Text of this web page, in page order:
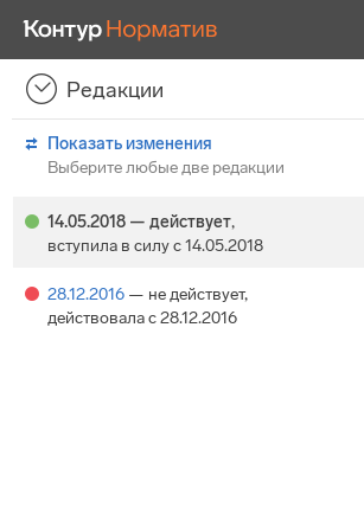
Редакции
Показать изменения
Выберите любые две редакции
14.05.2018 — действует,
вступила в силу с 14.05.2018
28.12.2016 — не действует,
действовала с 28.12.2016